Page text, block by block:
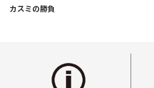
カスミの勝負